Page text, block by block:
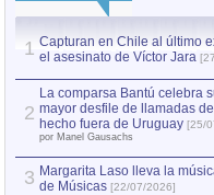
1 Capturan en Chile al último
el asesinato de Víctor Jara
2
La comparsa Bantú celebra
mayor desfile de llamadas
hecho fuera de Uruguay [25/
por Manel Gausachs
3 Margarita Laso lleva la
de Músicas [22/07/2026]